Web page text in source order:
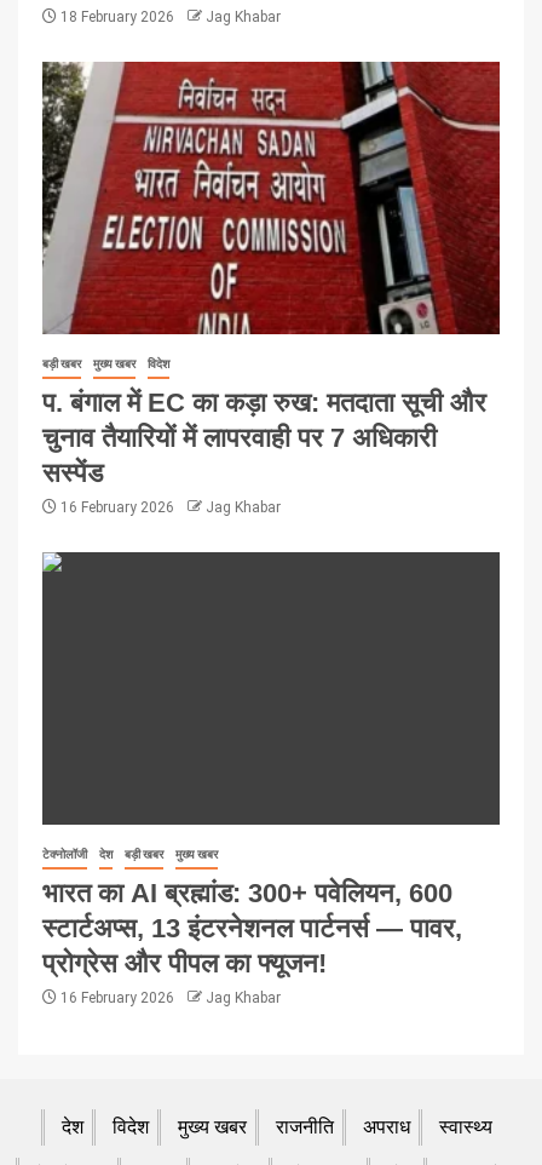
18 February 2026 Jag Khabar
बड़ी खबर मुख्य खबर विदेश
प. बंगाल में EC का कड़ा रुख: मतदाता सूची और
चुनाव तैयारियों में लापरवाही पर 7 अधिकारी
सस्पेंड
16 February 2026 Jag Khabar
टेक्नोलॉजी देश बड़ी खबर मुख्य खबर
भारत का AI ब्रह्मांड: 300+ पवेलियन, 600
स्टार्टअप्स, 13 इंटरनेशनल पार्टनर्स — पावर,
प्रोग्रेस और पीपल का फ्यूजन!
16 February 2026 Jag Khabar
देश विदेश मुख्य खबर राजनीति अपराध स्वास्थ्य